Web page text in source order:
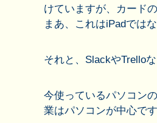
けていますが、カード
まあ、これはiPadでは
それと、SlackやTrello
今使っているパソコン
業はパソコンが中心で